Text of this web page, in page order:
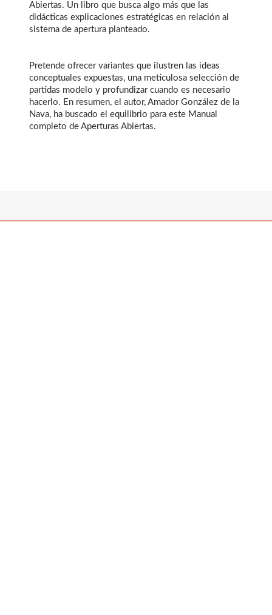
Abiertas. Un libro que busca algo más que las
didácticas explicaciones estratégicas en relación al
sistema de apertura planteado.
Pretende ofrecer variantes que ilustren las ideas
conceptuales expuestas, una meticulosa selección de
partidas modelo y profundizar cuando es necesario
hacerlo. En resumen, el autor, Amador González de la
Nava, ha buscado el equilibrio para este Manual
completo de Aperturas Abiertas.